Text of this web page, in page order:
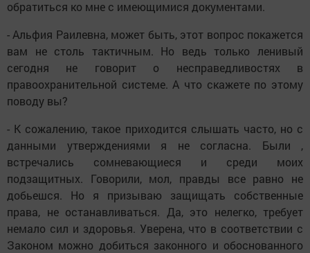
обратиться ко мне с имеющимися документами.
- Альфия Раилевна, может быть, этот вопрос покажется
вам не столь тактичным. Но ведь только ленивый
сегодня не говорит о несправедливостях в
правоохранительной системе. А что скажете по этому
поводу вы?
- К сожалению, такое приходится слышать часто, но с
данными утверждениями я не согласна. Были ,
встречались сомневающиеся и среди моих
подзащитных. Говорили, мол, правды все равно не
добьешся. Но я призываю защищать собственные
права, не останавливаться. Да, это нелегко, требует
немало сил и здоровья. Уверена, что в соответствии с
Законом можно добиться законного и обоснованного